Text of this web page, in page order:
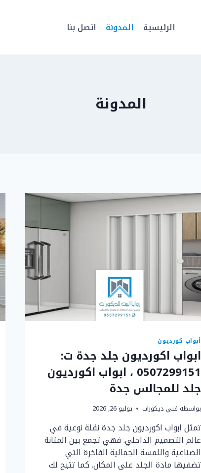
الرئيسية المدونة اتصل بنا
المدونة
أبواب كورديون
ابواب اكورديون جلد جدة ت:
0507299151 ، ابواب اكورديون
جلد للمجالس جدة
بواسطة فني ديكورات يوليو 26, 2026
تمثل ابواب اكورديون جلد جدة نقلة نوعية في
عالم التصميم الداخلي. فهي تجمع بين المتانة
الصناعية واللمسة الجمالية الفاخرة التي
تضفيها مادة الجلد على المكان. كما تتيح لك